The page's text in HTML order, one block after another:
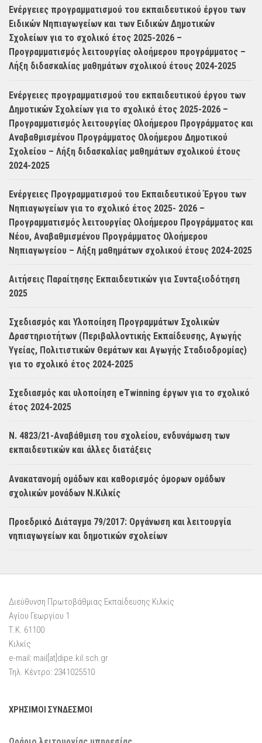
Ενέργειες προγραμματισμού του εκπαιδευτικού έργου των
Ειδικών Νηπιαγωγείων και των Ειδικών Δημοτικών
Σχολείων για το σχολικό έτος 2025-2026 –
Προγραμματισμός λειτουργίας ολοήμερου προγράμματος –
Λήξη διδασκαλίας μαθημάτων σχολικού έτους 2024-2025
Ενέργειες προγραμματισμού του εκπαιδευτικού έργου των
Δημοτικών Σχολείων για το σχολικό έτος 2025-2026 –
Προγραμματισμός λειτουργίας Ολοήμερου Προγράμματος και
Αναβαθμισμένου Προγράμματος Ολοήμερου Δημοτικού
Σχολείου – Λήξη διδασκαλίας μαθημάτων σχολικού έτους
2024-2025
Ενέργειες Προγραμματισμού του Εκπαιδευτικού Έργου των
Νηπιαγωγείων για το σχολικό έτος 2025- 2026 –
Προγραμματισμός λειτουργίας Ολοήμερου Προγράμματος και
Νέου, Αναβαθμισμένου Προγράμματος Ολοήμερου
Νηπιαγωγείου – Λήξη μαθημάτων σχολικού έτους 2024-2025
Αιτήσεις Παραίτησης Εκπαιδευτικών για Συνταξιοδότηση
2025
Σχεδιασμός και Υλοποίηση Προγραμμάτων Σχολικών
Δραστηριοτήτων (Περιβαλλοντικής Εκπαίδευσης, Αγωγής
Υγείας, Πολιτιστικών Θεμάτων και Αγωγής Σταδιοδρομίας)
για το σχολικό έτος 2024-2025
Σχεδιασμός και υλοποίηση eTwinning έργων για το σχολικό
έτος 2024-2025
Ν. 4823/21-Αναβάθμιση του σχολείου, ενδυνάμωση των
εκπαιδευτικών και άλλες διατάξεις
Ανακατανομή ομάδων και καθορισμός όμορων ομάδων
σχολικών μονάδων Ν.Κιλκίς
Προεδρικό Διάταγμα 79/2017: Οργάνωση και λειτουργία
νηπιαγωγείων και δημοτικών σχολείων
Διεύθυνση Πρωτοβάθμιας Εκπαίδευσης Κιλκίς
Αγίου Γεωργίου 1
Τ.Κ. 61100
Κιλκίς
e-mail: mail[at]dipe.kil.sch.gr
Τηλ. Κέντρο: 2341025510
ΧΡΗΣΙΜΟΙ ΣΥΝΔΕΣΜΟΙ